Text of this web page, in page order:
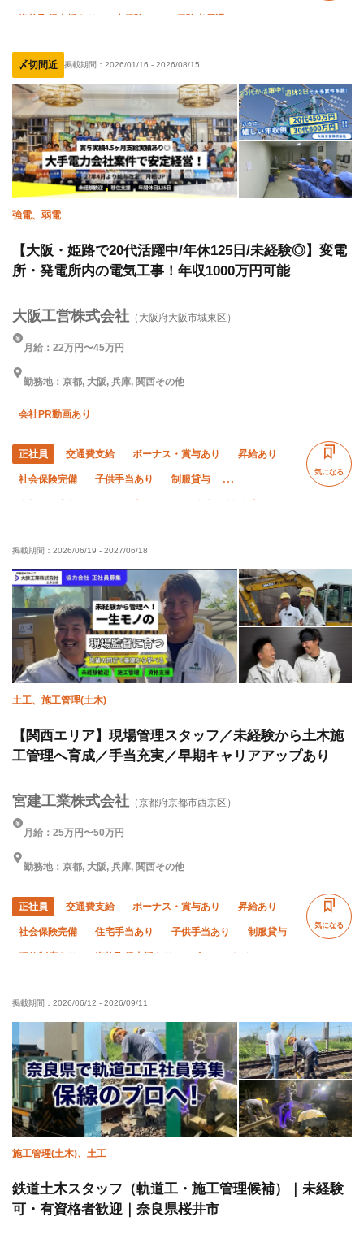
夜勤あり 直帰・直行OK 土日休み
車・バイク通勤OK
〆切間近 掲載期間： 2026/01/16 - 2026/08/15
強電、弱電
【大阪・姫路で20代活躍中/年休125日/未経験◎】変電
所・発電所内の電気工事！年収1000万円可能
大阪工営株式会社 （大阪府大阪市城東区）
月給：22万円〜45万円
勤務地：京都, 大阪, 兵庫, 関西その他
会社PR動画あり
正社員 交通費支給 ボーナス・賞与あり 昇給あり
社会保険完備 子供手当あり 制服貸与
資格取得支援あり 研修制度あり 髪型・髪色自由
有資格者優遇 残業月10時間以下
年末年始休暇 土日休み 車・バイク通勤OK 転勤なし
気になる
掲載期間： 2026/06/19 - 2027/06/18
土工、施工管理(土木)
【関西エリア】現場管理スタッフ／未経験から土木施
工管理へ育成／手当充実／早期キャリアアップあり
宮建工業株式会社 （京都府京都市西京区）
月給：25万円〜50万円
勤務地：京都, 大阪, 兵庫, 関西その他
正社員 交通費支給 ボーナス・賞与あり 昇給あり
社会保険完備 住宅手当あり 子供手当あり 制服貸与
50代以上活躍中 夜勤あり
車・バイク通勤OK 転勤なし 年末年始休暇 夏季休暇
気になる
掲載期間： 2026/06/12 - 2026/09/11
施工管理(土木)、土工
鉄道土木スタッフ（軌道工・施工管理候補）｜未経験
可・有資格者歓迎｜奈良県桜井市